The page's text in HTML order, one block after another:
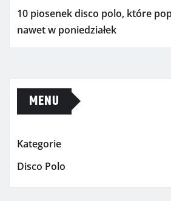
10 piosenek disco polo, które
nawet w poniedziałek
MENU
Kategorie
Disco Polo